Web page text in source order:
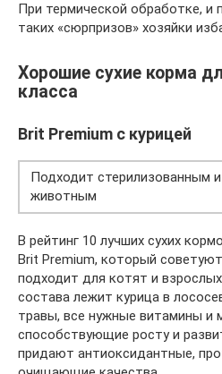
При термической обработке, и
таких «сюрпризов» хозяйки
Хорошие сухие корма
класса
Brit Premium с курицей
Подходит стерилизованным
животным
В рейтинг 10 лучших сухих
Brit Premium, который
подходит для котят и
состава лежит курица в
травы, все нужные витамины и
способствующие росту и
придают антиоксидантные,